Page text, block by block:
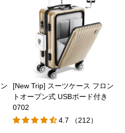
[New Trip] スーツケース フロン
トオープン式 USBボード付き
0702
4.7 （212）